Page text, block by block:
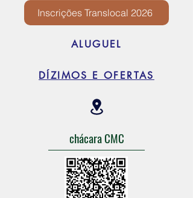
Inscrições Translocal 2026
ALUGUEL
DÍZIMOS E OFERTAS
chácara CMC